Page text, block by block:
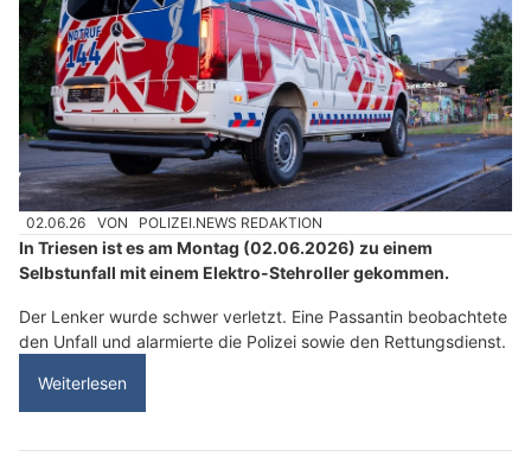
02.06.26 VON POLIZEI.NEWS REDAKTION
In Triesen ist es am Montag (02.06.2026) zu einem
Selbstunfall mit einem Elektro-Stehroller gekommen.
Der Lenker wurde schwer verletzt. Eine Passantin beobachtete
den Unfall und alarmierte die Polizei sowie den Rettungsdienst.
Weiterlesen